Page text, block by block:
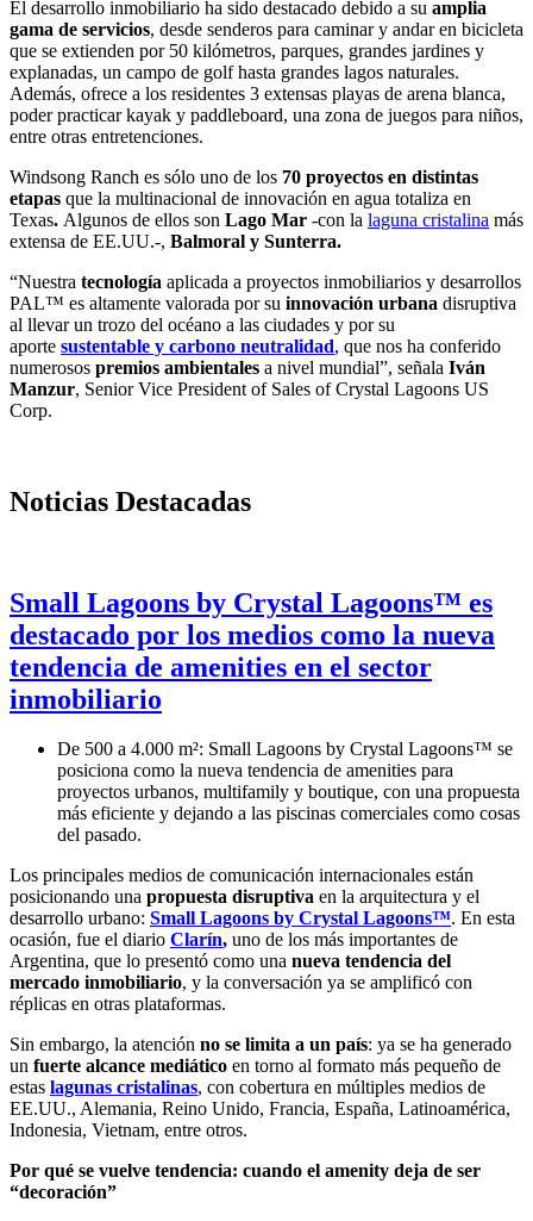
El desarrollo inmobiliario ha sido destacado debido a su amplia
gama de servicios, desde senderos para caminar y andar en bicicleta
que se extienden por 50 kilómetros, parques, grandes jardines y
explanadas, un campo de golf hasta grandes lagos naturales.
Además, ofrece a los residentes 3 extensas playas de arena blanca,
poder practicar kayak y paddleboard, una zona de juegos para niños,
entre otras entretenciones.
Windsong Ranch es sólo uno de los 70 proyectos en distintas
etapas que la multinacional de innovación en agua totaliza en
Texas. Algunos de ellos son Lago Mar -con la laguna cristalina más
extensa de EE.UU.-, Balmoral y Sunterra.
“Nuestra tecnología aplicada a proyectos inmobiliarios y desarrollos
PAL™ es altamente valorada por su innovación urbana disruptiva
al llevar un trozo del océano a las ciudades y por su
aporte sustentable y carbono neutralidad, que nos ha conferido
numerosos premios ambientales a nivel mundial”, señala Iván
Manzur, Senior Vice President of Sales of Crystal Lagoons US
Corp.
Noticias Destacadas
Small Lagoons by Crystal Lagoons™ es
destacado por los medios como la nueva
tendencia de amenities en el sector
inmobiliario
De 500 a 4.000 m²: Small Lagoons by Crystal Lagoons™ se
posiciona como la nueva tendencia de amenities para
proyectos urbanos, multifamily y boutique, con una propuesta
más eficiente y dejando a las piscinas comerciales como cosas
del pasado.
Los principales medios de comunicación internacionales están
posicionando una propuesta disruptiva en la arquitectura y el
desarrollo urbano: Small Lagoons by Crystal Lagoons™. En esta
ocasión, fue el diario Clarín, uno de los más importantes de
Argentina, que lo presentó como una nueva tendencia del
mercado inmobiliario, y la conversación ya se amplificó con
réplicas en otras plataformas.
Sin embargo, la atención no se limita a un país: ya se ha generado
un fuerte alcance mediático en torno al formato más pequeño de
estas lagunas cristalinas, con cobertura en múltiples medios de
EE.UU., Alemania, Reino Unido, Francia, España, Latinoamérica,
Indonesia, Vietnam, entre otros.
Por qué se vuelve tendencia: cuando el amenity deja de ser
“decoración”